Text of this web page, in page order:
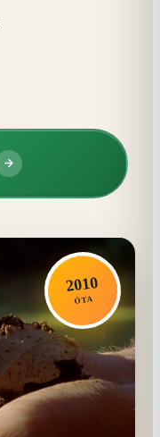
2010
ÓTA